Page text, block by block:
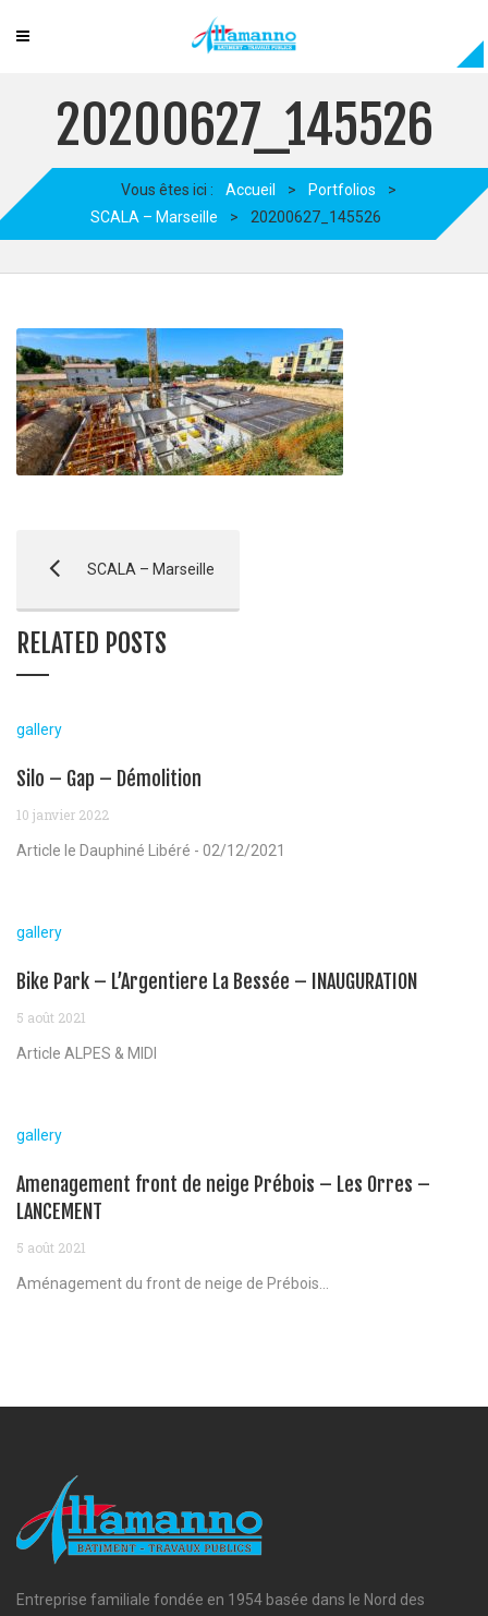
20200627_145526
Vous êtes ici : Accueil > Portfolios
>
SCALA – Marseille
> 20200627_145526
SCALA – Marseille
RELATED POSTS
gallery
Silo – Gap – Démolition
10 janvier 2022
Article le Dauphiné Libéré - 02/12/2021
gallery
Bike Park – L’Argentiere La Bessée – INAUGURATION
5 août 2021
Article ALPES & MIDI
gallery
Amenagement front de neige Prébois – Les Orres –
LANCEMENT
5 août 2021
Aménagement du front de neige de Prébois...
Entreprise familiale fondée en 1954 basée dans le Nord des